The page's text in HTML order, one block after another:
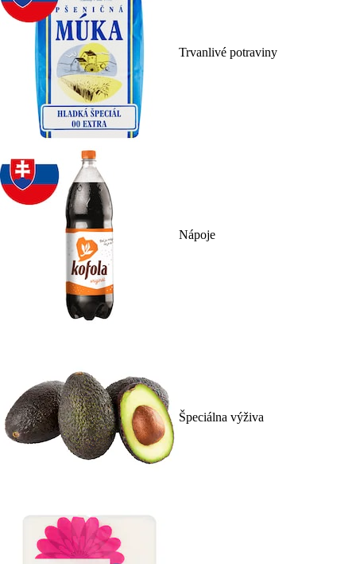
Trvanlivé potraviny
Nápoje
Špeciálna výživa